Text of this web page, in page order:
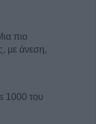
πιο
με άνεση,
1000 του